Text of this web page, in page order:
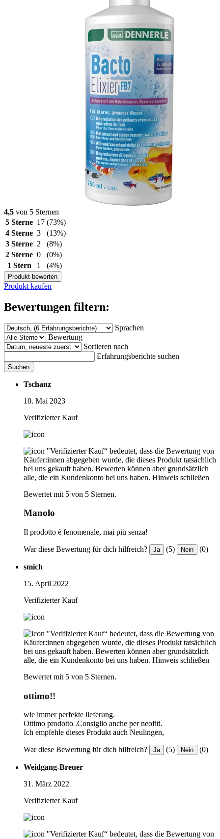
4,5 von 5 Sternen
5 Sterne 17 (73%)
4 Sterne 3
(13%)
3 Sterne 2
(8%)
2 Sterne 0
(0%)
1 Stern
1 (4%)
Produkt bewerten
Produkt kaufen
Bewertungen filtern:
Sprachen
Bewertung
Sortieren nach
Erfahrungsberichte suchen
Suchen
Tschanz
10. Mai 2023
Verifizierter Kauf
"Verifizierter Kauf“ bedeutet, dass die Bewertung von
Käufer:innen abgegeben wurde, die dieses Produkt tatsächlich
bei uns gekauft haben. Bewerten können aber grundsätzlich
alle, die ein Kundenkonto bei uns haben. Hinweis schließen
Bewertet mit 5 von 5 Sternen.
Manolo
Il prodotto è fenomenale, mai più senza!
War diese Bewertung für dich hilfreich? Ja (5) Nein (0)
smich
15. April 2022
Verifizierter Kauf
"Verifizierter Kauf“ bedeutet, dass die Bewertung von
Käufer:innen abgegeben wurde, die dieses Produkt tatsächlich
bei uns gekauft haben. Bewerten können aber grundsätzlich
alle, die ein Kundenkonto bei uns haben. Hinweis schließen
Bewertet mit 5 von 5 Sternen.
ottimo!!
wie immer perfekte lieferung.
Ottimo prodotto .Consiglio anche per neofiti.
Ich empfehle dieses Produkt auch Neulingen,
War diese Bewertung für dich hilfreich? Ja (5) Nein (0)
Weidgang-Breuer
31. März 2022
Verifizierter Kauf
"Verifizierter Kauf“ bedeutet, dass die Bewertung von